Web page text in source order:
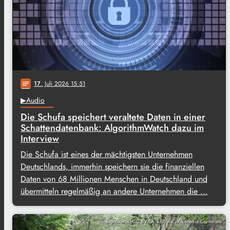
notes 17. Juli 2026 15:51
▶Audio
Die Schufa speichert veraltete Daten in einer
Schattendatenbank: AlgorithmWatch dazu im
Interview
Die Schufa ist eines der mächtigsten Unternehmen
Deutschlands, immerhin speichern sie die finanziellen
Daten von 68 Millionen Menschen in Deutschland und
übermitteln regelmäßig an andere Unternehmen die …
Brunozerus, CC BY-SA 4.0, via Wikimedia Commons